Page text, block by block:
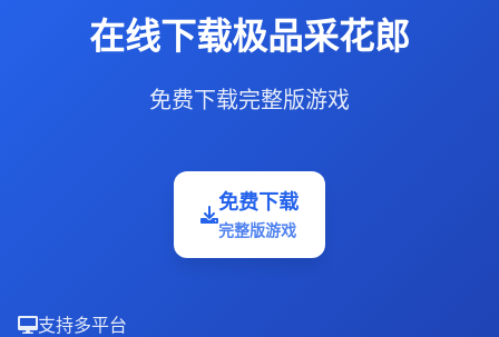
在线下载极品采花郎
免费下载完整版游戏
免费下载
完整版游戏
支持多平台